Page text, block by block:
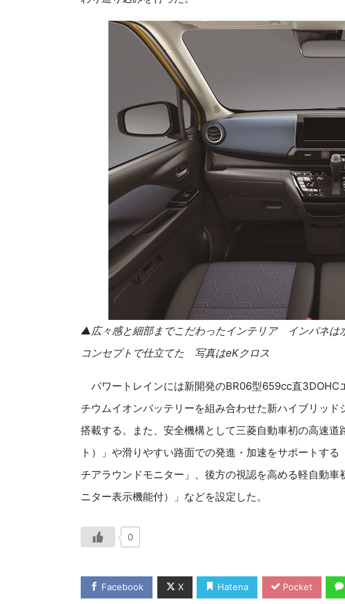
▲広々感と細部までこだわったインテリア インパネは
コンセプトで仕立てた 写真はeKクロス
パワートレインには新開発のBR06型659cc直3DOHC
チウムイオンバッテリーを組み合わせた新ハイブリッ
搭載する。また、安全機構として三菱自動車初の高速道
ト）」や滑りやすい路面での発進・加速をサポートす
チアラウンドモニター」、後方の視認を高める軽自動
ニター表示機能付）」などを設定した。
0
Facebook X Hatena Pocket